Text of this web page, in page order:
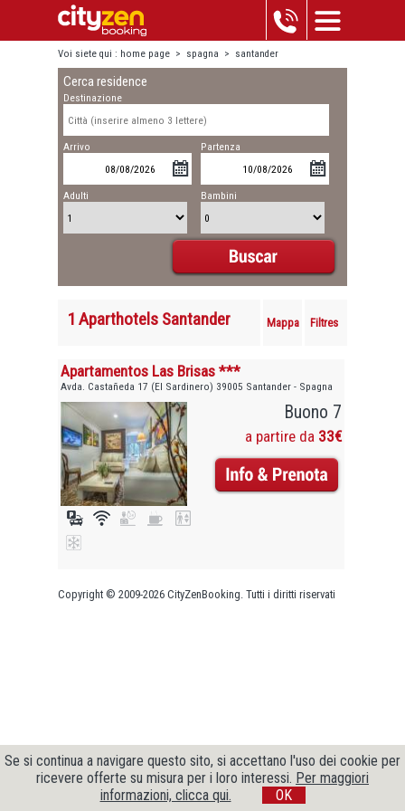
Voi siete qui : home page > spagna > santander
Cerca residence
Destinazione
Arrivo Partenza
Adulti Bambini
1 Aparthotels Santander Mappa Filtres
Apartamentos Las Brisas ***
Avda. Castañeda 17 (El Sardinero) 39005 Santander - Spagna
Buono 7
a partire da 33€
Copyright © 2009-2026 CityZenBooking. Tutti i diritti riservati
Se si continua a navigare questo sito, si accettano l'uso dei cookie per
ricevere offerte su misura per i loro interessi. Per maggiori
informazioni, clicca qui.
OK